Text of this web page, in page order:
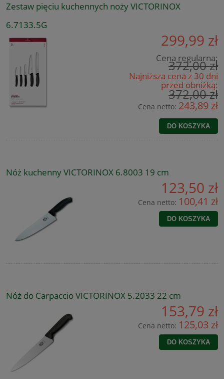
Zestaw pięciu kuchennych noży VICTORINOX
6.7133.5G
299,99 zł
Cena regularna:
372,00 zł
Najniższa cena z 30 dni
przed obniżką:
372,00 zł
Cena netto: 243,89 zł
DO KOSZYKA
Nóż kuchenny VICTORINOX 6.8003 19 cm
123,50 zł
Cena netto: 100,41 zł
DO KOSZYKA
Nóż do Carpaccio VICTORINOX 5.2033 22 cm
153,79 zł
Cena netto: 125,03 zł
DO KOSZYKA